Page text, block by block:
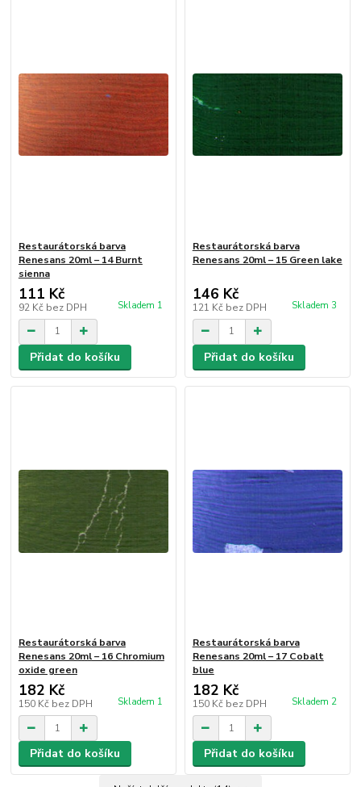
Restaurátorská barva
Renesans 20ml – 14 Burnt
sienna
111 Kč
92 Kč bez DPH Skladem 1
Přidat do košíku
Restaurátorská barva
Renesans 20ml – 15 Green lake
146 Kč
121 Kč bez DPH Skladem 3
Přidat do košíku
Restaurátorská barva
Renesans 20ml – 16 Chromium
oxide green
182 Kč
150 Kč bez DPH Skladem 1
Přidat do košíku
Restaurátorská barva
Renesans 20ml – 17 Cobalt
blue
182 Kč
150 Kč bez DPH Skladem 2
Přidat do košíku